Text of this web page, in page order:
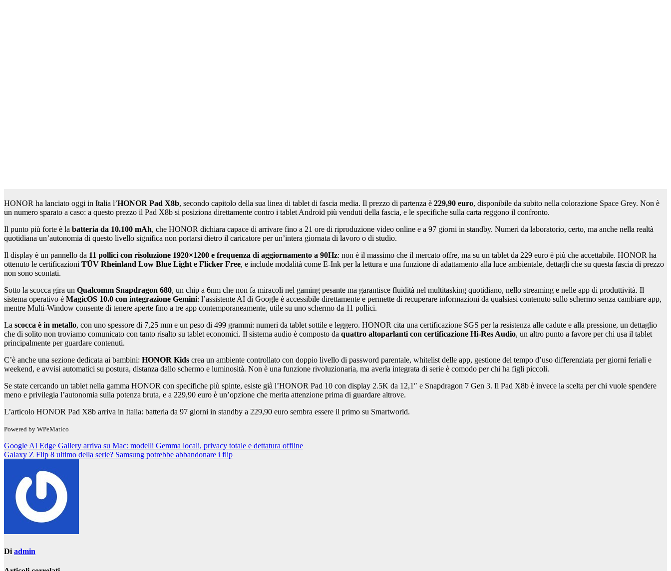
HONOR ha lanciato oggi in Italia l’HONOR Pad X8b, secondo capitolo della sua linea di tablet di fascia media. Il prezzo di partenza è 229,90 euro, disponibile da subito nella colorazione Space Grey. Non è
un numero sparato a caso: a questo prezzo il Pad X8b si posiziona direttamente contro i tablet Android più venduti della fascia, e le specifiche sulla carta reggono il confronto.
Il punto più forte è la batteria da 10.100 mAh, che HONOR dichiara capace di arrivare fino a 21 ore di riproduzione video online e a 97 giorni in standby. Numeri da laboratorio, certo, ma anche nella realtà
quotidiana un’autonomia di questo livello significa non portarsi dietro il caricatore per un’intera giornata di lavoro o di studio.
Il display è un pannello da 11 pollici con risoluzione 1920×1200 e frequenza di aggiornamento a 90Hz: non è il massimo che il mercato offre, ma su un tablet da 229 euro è più che accettabile. HONOR ha
ottenuto le certificazioni TÜV Rheinland Low Blue Light e Flicker Free, e include modalità come E-Ink per la lettura e una funzione di adattamento alla luce ambientale, dettagli che su questa fascia di prezzo
non sono scontati.
Sotto la scocca gira un Qualcomm Snapdragon 680, un chip a 6nm che non fa miracoli nel gaming pesante ma garantisce fluidità nel multitasking quotidiano, nello streaming e nelle app di produttività. Il
sistema operativo è MagicOS 10.0 con integrazione Gemini: l’assistente AI di Google è accessibile direttamente e permette di recuperare informazioni da qualsiasi contenuto sullo schermo senza cambiare app,
mentre Multi-Window consente di tenere aperte fino a tre app contemporaneamente, utile su uno schermo da 11 pollici.
La scocca è in metallo, con uno spessore di 7,25 mm e un peso di 499 grammi: numeri da tablet sottile e leggero. HONOR cita una certificazione SGS per la resistenza alle cadute e alla pressione, un dettaglio
che di solito non troviamo comunicato con tanto risalto su tablet economici. Il sistema audio è composto da quattro altoparlanti con certificazione Hi-Res Audio, un altro punto a favore per chi usa il tablet
principalmente per guardare contenuti.
C’è anche una sezione dedicata ai bambini: HONOR Kids crea un ambiente controllato con doppio livello di password parentale, whitelist delle app, gestione del tempo d’uso differenziata per giorni feriali e
weekend, e avvisi automatici su postura, distanza dallo schermo e luminosità. Non è una funzione rivoluzionaria, ma averla integrata di serie è comodo per chi ha figli piccoli.
Se state cercando un tablet nella gamma HONOR con specifiche più spinte, esiste già l’HONOR Pad 10 con display 2.5K da 12,1″ e Snapdragon 7 Gen 3. Il Pad X8b è invece la scelta per chi vuole spendere
meno e privilegia l’autonomia sulla potenza bruta, e a 229,90 euro è un’opzione che merita attenzione prima di guardare altrove.
L’articolo HONOR Pad X8b arriva in Italia: batteria da 97 giorni in standby a 229,90 euro sembra essere il primo su Smartworld.
Powered by WPeMatico
Navigazione
articoli
Google AI Edge Gallery arriva su Mac: modelli Gemma locali, privacy totale e dettatura offline
Galaxy Z Flip 8 ultimo della serie? Samsung potrebbe abbandonare i flip
Di admin